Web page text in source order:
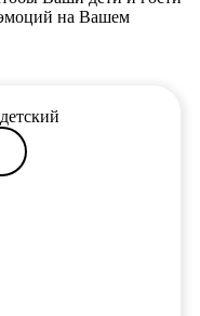
на Вашем